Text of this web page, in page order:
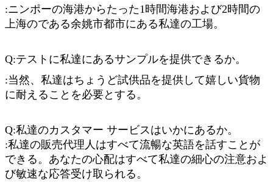
:ニンポーの海港からたった1時間海港および2時間の
上海のである余姚市都市にある私達の工場。
Q:テストに私達にあるサンプルを提供できるか。
:当然、私達はちょうど試供品を提供して嬉しい貨物
に耐えることを必要とする。
Q:私達のカスタマー サービスはいかにあるか。
:私達の販売代理人はすべて流暢な英語を話すことが
できる。あなたの心配はすべて私達の細心の注意およ
び敏速な応答受け取られる。